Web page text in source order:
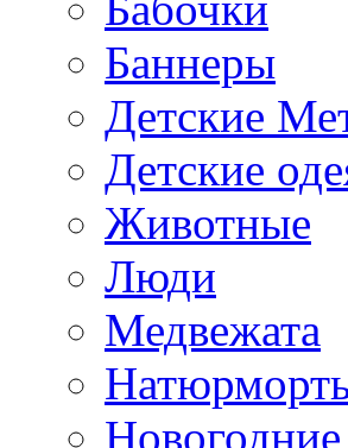
Баннеры
Детские
Детские
Животные
Люди
Медвежата